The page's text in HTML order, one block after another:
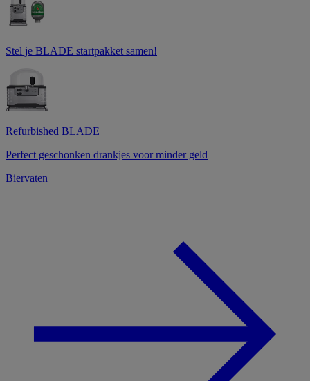
Stel je BLADE startpakket samen!
Refurbished BLADE
Perfect geschonken drankjes voor minder geld
Biervaten